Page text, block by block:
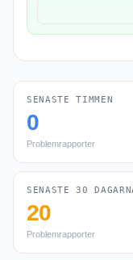
SENASTE TIMMEN
0
Problemrapporter
SENASTE 30
20
Problemrapporter